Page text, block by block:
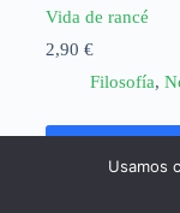
Vida de rancé
2,90 €
Filosofía,
Usamos